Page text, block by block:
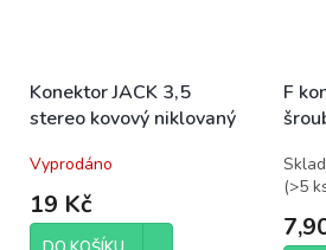
Konektor JACK 3,5
stereo kovový niklovaný
Vyprodáno
19 Kč
F
(>5